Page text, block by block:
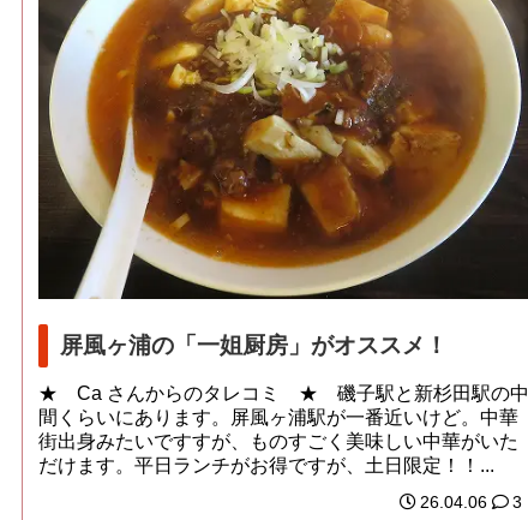
屏風ヶ浦の「一姐厨房」がオススメ！
★ Ca さんからのタレコミ ★ 磯子駅と新杉田駅の中
間くらいにあります。屏風ヶ浦駅が一番近いけど。中華
街出身みたいですすが、ものすごく美味しい中華がいた
だけます。平日ランチがお得ですが、土日限定！！...
26.04.06 3